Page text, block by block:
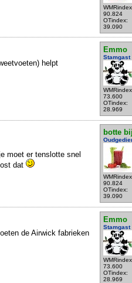
90.824
OTindex:
39.090
Emmo
Stamgast
73.600
OTindex:
28.969
helpt
botte
90.824
OTindex:
39.090
moet er tenslotte snel
dat
Emmo
Stamgast
73.600
OTindex:
28.969
de Airwick fabrieken